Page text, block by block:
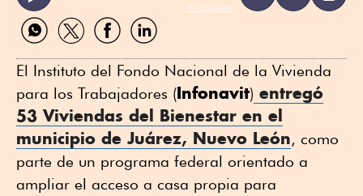
ReadSpeaker
Compartir
por
Compartir
por
Compartir
por
Compartir
por
El Instituto del Fondo Nacional de la Vivienda
para los Trabajadores (Infonavit) entregó
53 Viviendas del Bienestar en el
municipio de Juárez, Nuevo León, como
parte de un programa federal orientado a
ampliar el acceso a casa propia para